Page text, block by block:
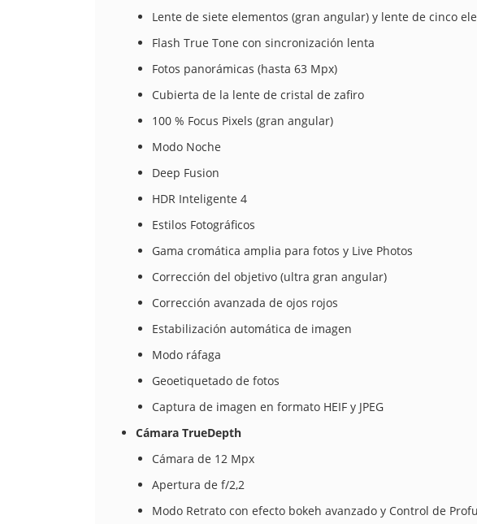
Lente de siete elementos (gran angular) y lente de cinco
Flash True Tone con sincronización lenta
Fotos panorámicas (hasta 63 Mpx)
Cubierta de la lente de cristal de zafiro
100 % Focus Pixels (gran angular)
Modo Noche
Deep Fusion
HDR Inteligente 4
Estilos Fotográficos
Gama cromática amplia para fotos y Live Photos
Corrección del objetivo (ultra gran angular)
Corrección avanzada de ojos rojos
Estabilización automática de imagen
Modo ráfaga
Geoetiquetado de fotos
Captura de imagen en formato HEIF y JPEG
Cámara TrueDepth
Cámara de 12 Mpx
Apertura de f/2,2
Modo Retrato con efecto bokeh avanzado y Control de